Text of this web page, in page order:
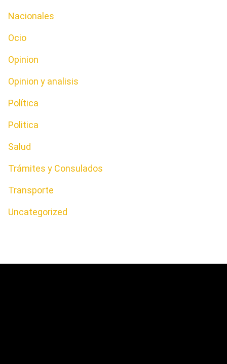
Nacionales
Ocio
Opinion
Opinion y analisis
Política
Politica
Salud
Trámites y Consulados
Transporte
Uncategorized